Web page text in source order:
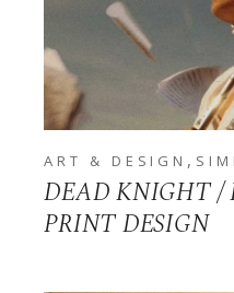
ART & DESIGN ,
DEAD KNIGHT
PRINT DESIGN